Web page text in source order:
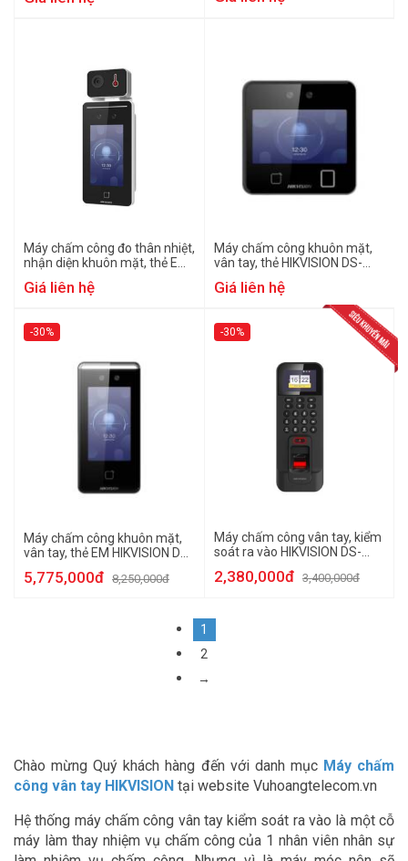
Máy chấm công đo thân nhiệt,
nhận diện khuôn mặt, thẻ EM
Giá liên hệ
Máy chấm công khuôn mặt,
vân tay, thẻ HIKVISION DS-
Giá liên hệ
-30%
Máy chấm công khuôn mặt,
vân tay, thẻ EM HIKVISION DS-
5,775,000đ 8,250,000đ
-30%
Máy chấm công vân tay, kiểm
soát ra vào HIKVISION DS-
2,380,000đ 3,400,000đ
1
2
→
Chào mừng Quý khách hàng đến với danh mục Máy chấm
công vân tay HIKVISION tại website Vuhoangtelecom.vn
Hệ thống máy chấm công vân tay kiểm soát ra vào là một cỗ
máy làm thay nhiệm vụ chấm công của 1 nhân viên nhân sự